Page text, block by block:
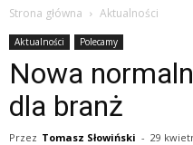
Strona główna Aktualności
Aktualności Polecamy
Nowa
dla branż
Przez Tomasz Słowiński - 29